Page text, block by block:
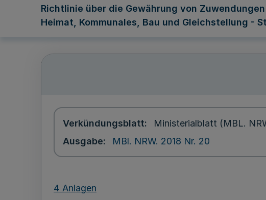
Richtlinie über die Gewährung von
Heimat, Kommunales, Bau und Gleichstellung -
Verkündungsblatt
Ministerialblatt (MBL.
Ausgabe
MBl. NRW. 2018 Nr. 20
4 Anlagen